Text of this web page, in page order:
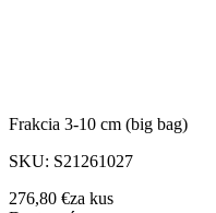
Frakcia 3-10 cm (big bag)
SKU: S21261027
276,80 €za kus